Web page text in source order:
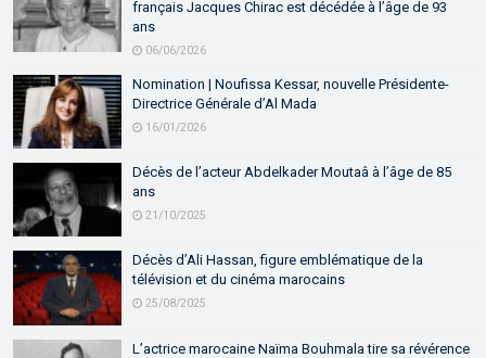
français Jacques Chirac est décédée à l’âge de 93
ans
06/06/2026
Nomination | Noufissa Kessar, nouvelle Présidente-
Directrice Générale d’Al Mada
16/01/2026
Décès de l’acteur Abdelkader Moutaâ à l’âge de 85
ans
21/10/2025
Décès d’Ali Hassan, figure emblématique de la
télévision et du cinéma marocains
25/08/2025
L’actrice marocaine Naïma Bouhmala tire sa révérence